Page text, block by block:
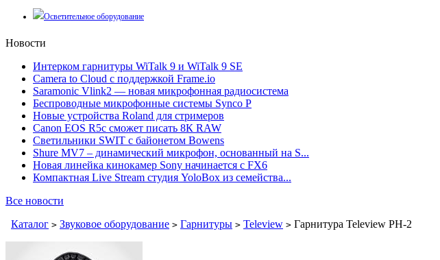
Осветительное оборудование
Новости
Интерком гарнитуры WiTalk 9 и WiTalk 9 SE
Camera to Cloud с поддержкой Frame.io
Saramonic Vlink2 — новая микрофонная радиосистема
Беспроводные микрофонные системы Synco P
Новые устройства Roland для стримеров
Canon EOS R5c сможет писать 8К RAW
Светильники SWIT с байонетом Bowens
Shure MV7 – динамический микрофон, основанный на S...
Новая линейка кинокамер Sony начинается с FX6
Компактная Live Stream студия YoloBox из семейства...
Все новости
Каталог > Звуковое оборудование > Гарнитуры > Teleview > Гарнитура Teleview PH-2